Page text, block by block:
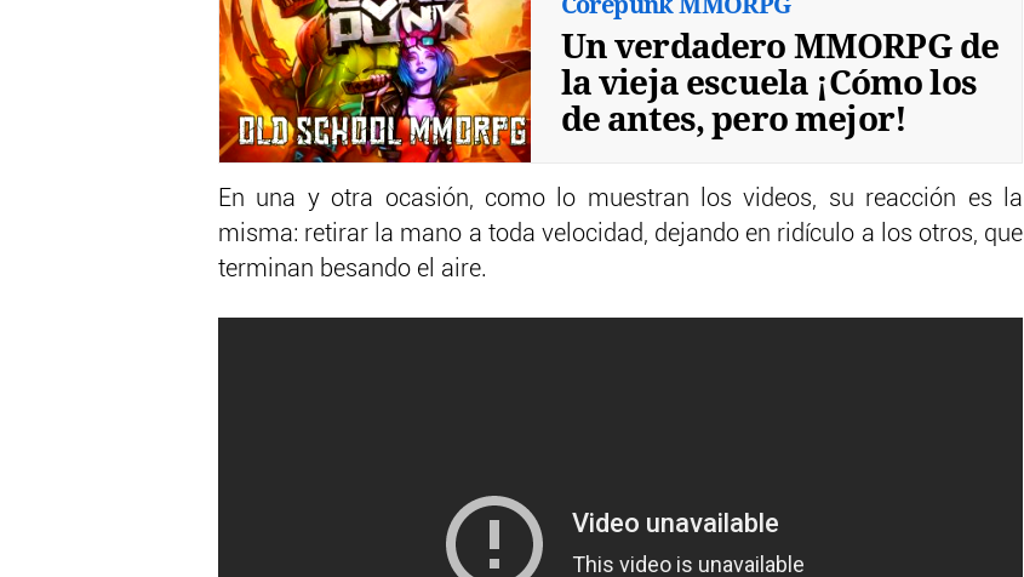
Un verdadero MMORPG de
la vieja escuela ¡Cómo los
de antes, pero mejor!
En una y otra ocasión, como lo muestran los videos, su reacción es la
misma: retirar la mano a toda velocidad, dejando en ridículo a los otros, que
terminan besando el aire.